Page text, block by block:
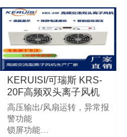
KERUISI/可瑞斯 KRS-
20F高频双头离子风机
高压输出/风扇运转，异常报
警功能
锁屏功能